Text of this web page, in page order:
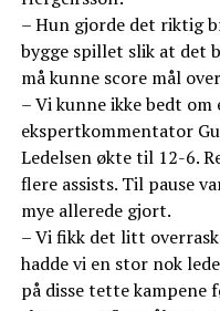
– Hun gjorde det riktig
bygge spillet slik at det
må kunne score mål
– Vi kunne ikke bedt
ekspertkommentator
Ledelsen økte til 12-6.
flere assists. Til pause
mye allerede gjort.
– Vi fikk det litt
hadde vi en stor nok
på disse tette kampene